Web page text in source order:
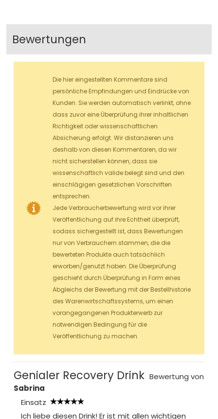
Bewertungen
Die hier eingestellten Kommentare sind
persönliche Empfindungen und Eindrücke von
Kunden. Sie werden automatisch verlinkt, ohne
dass zuvor eine Überprüfung ihrer inhaltlichen
Richtigkeit oder wissenschaftlichen
Absicherung erfolgt. Wir distanzieren uns
deshalb von diesen Kommentaren, da wir
nicht sicherstellen können, dass sie
wissenschaftlich valide belegt sind und den
einschlägigen gesetzlichen Vorschriften
entsprechen.
Jede Verbraucherbewertung wird vor ihrer
Veröffentlichung auf ihre Echtheit überprüft,
sodass sichergestellt ist, dass Bewertungen
nur von Verbrauchern stammen, die die
bewerteten Produkte auch tatsächlich
erworben/genutzt haben. Die Überprüfung
geschieht durch Überprüfung in Form eines
Abgleichs der Bewertung mit der Bestellhistorie
des Warenwirtschaftssystems, um einen
vorangegangenen Produkterwerb zur
notwendigen Bedingung für die
Veröffentlichung zu machen.
Genialer Recovery Drink Bewertung von
Sabrina
Einsatz
Ich liebe diesen Drink! Er ist mit allen wichtigen